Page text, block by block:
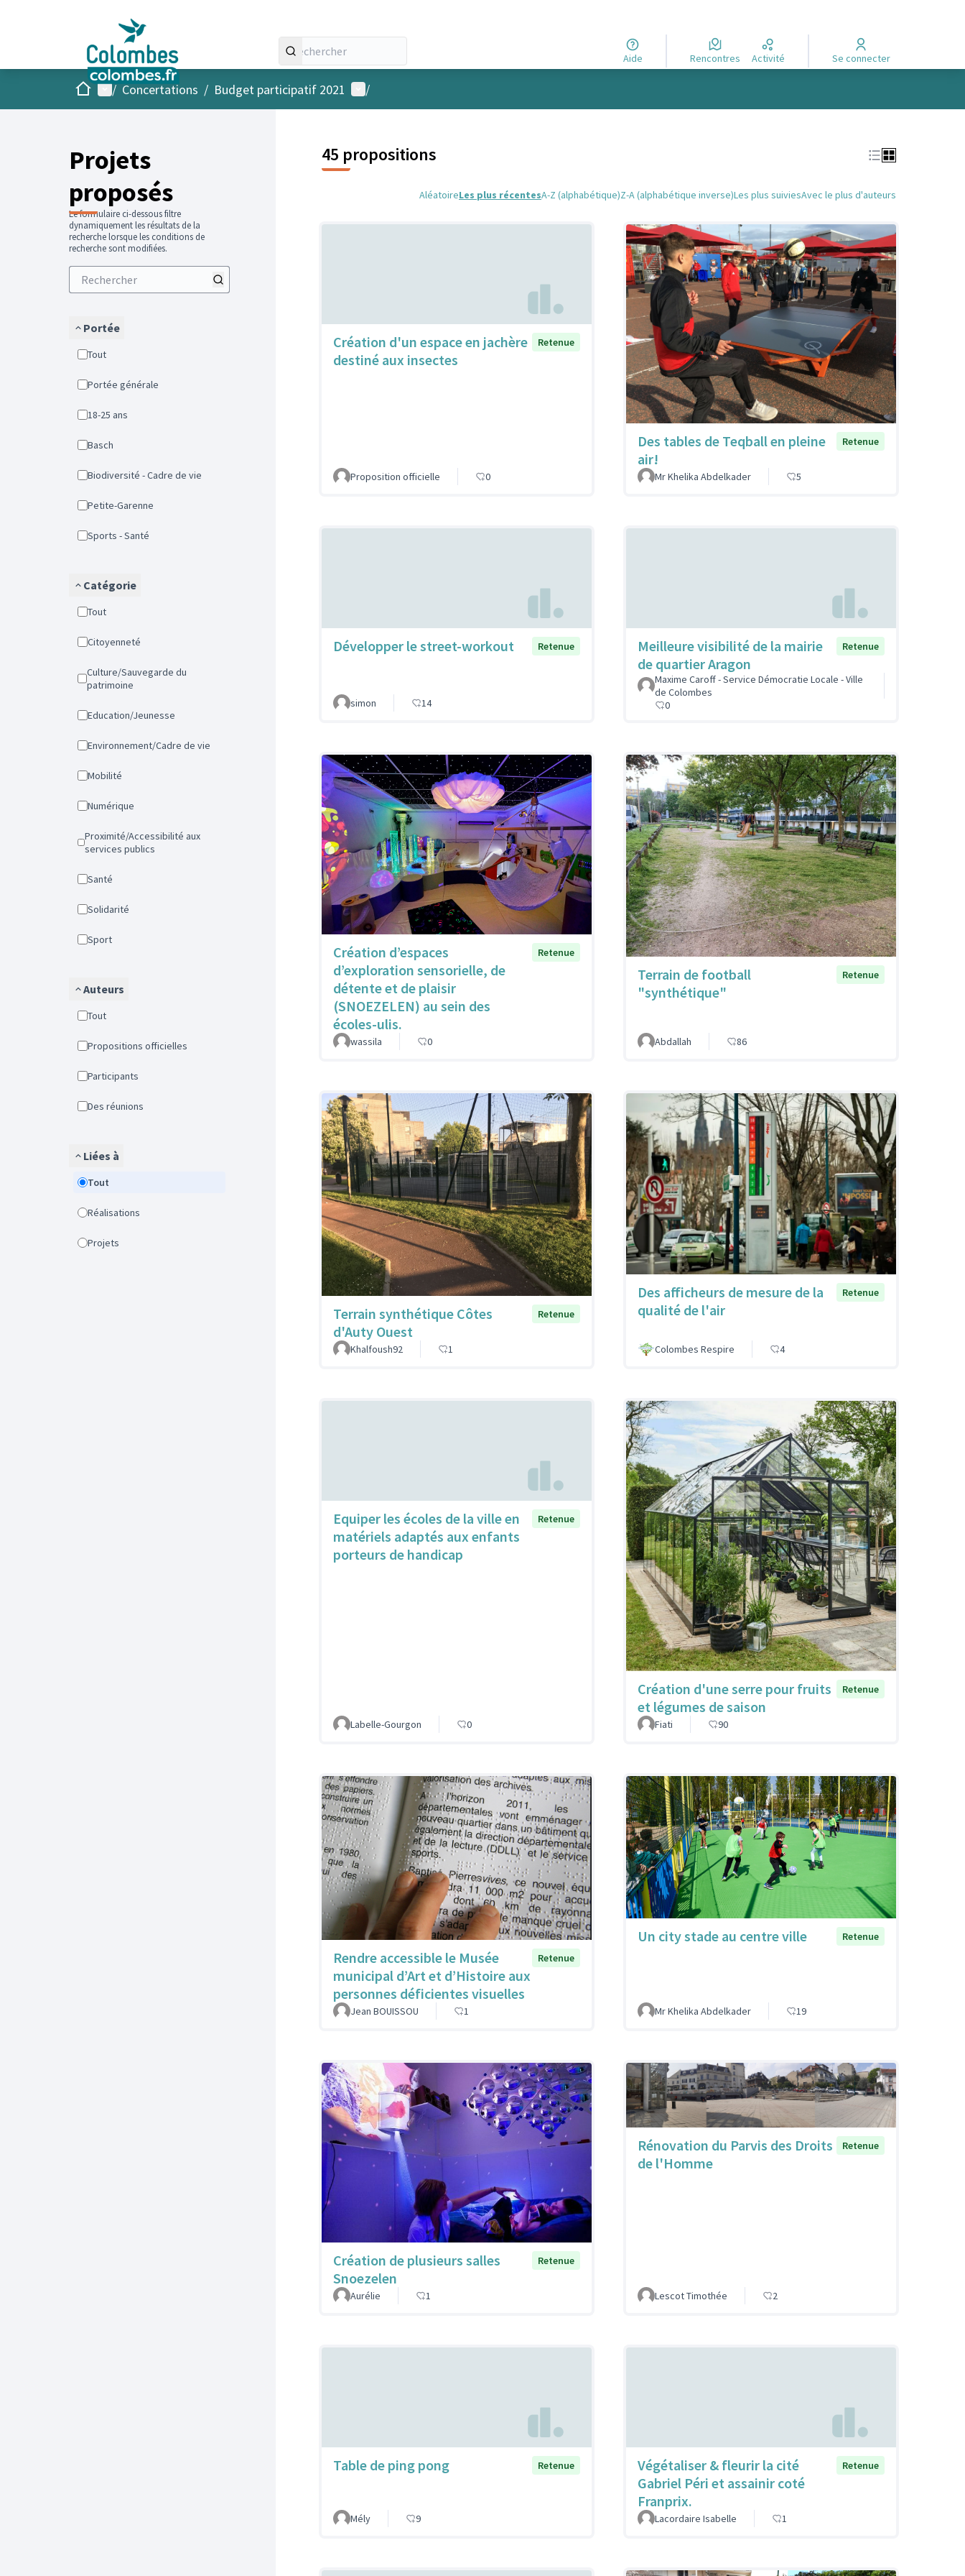
Aide Rencontres Activité Se connecter
AccueilMenu principal
/ Concertations / Budget participatif 2021 Menu utilisateur
/
Projets
proposés
Le formulaire ci-dessous filtre
dynamiquement les résultats de la
recherche lorsque les conditions de
recherche sont modifiées.
Portée
Tout
Portée générale
18-25 ans
Basch
Biodiversité - Cadre de vie
Petite-Garenne
Sports - Santé
Catégorie
Tout
Citoyenneté
Culture/Sauvegarde du
patrimoine
Education/Jeunesse
Environnement/Cadre de vie
Mobilité
Numérique
Proximité/Accessibilité aux
services publics
Santé
Solidarité
Sport
Auteurs
Tout
Propositions officielles
Participants
Des réunions
Liées à
Tout
Réalisations
Projets
45 propositions
AléatoireLes plus récentesA-Z (alphabétique)Z-A (alphabétique inverse)Les plus suiviesAvec le plus d'auteurs
Création d'un espace en jachère
destiné aux insectes
Retenue
Proposition officielle 0
Des tables de Teqball en pleine
air!
Retenue
Mr Khelika Abdelkader 5
Développer le street-workout Retenue
simon 14
Meilleure visibilité de la mairie
de quartier Aragon
Retenue
Maxime Caroff - Service Démocratie Locale - Ville
de Colombes
0
Création d’espaces
d’exploration sensorielle, de
détente et de plaisir
(SNOEZELEN) au sein des
écoles-ulis.
Retenue
wassila 0
Terrain de football
"synthétique"
Retenue
Abdallah 86
Terrain synthétique Côtes
d'Auty Ouest
Retenue
Khalfoush92 1
Des afficheurs de mesure de la
qualité de l'air
Retenue
Colombes Respire 4
Equiper les écoles de la ville en
matériels adaptés aux enfants
porteurs de handicap
Retenue
Labelle-Gourgon 0
Création d'une serre pour fruits
et légumes de saison
Retenue
Fiati 90
Rendre accessible le Musée
municipal d’Art et d’Histoire aux
personnes déficientes visuelles
Retenue
Jean BOUISSOU 1
Un city stade au centre ville Retenue
Mr Khelika Abdelkader 19
Création de plusieurs salles
Snoezelen
Retenue
Aurélie 1
Rénovation du Parvis des Droits
de l'Homme
Retenue
Lescot Timothée 2
Table de ping pong Retenue
Mély 9
Végétaliser & fleurir la cité
Gabriel Péri et assainir coté
Franprix.
Retenue
Lacordaire Isabelle 1